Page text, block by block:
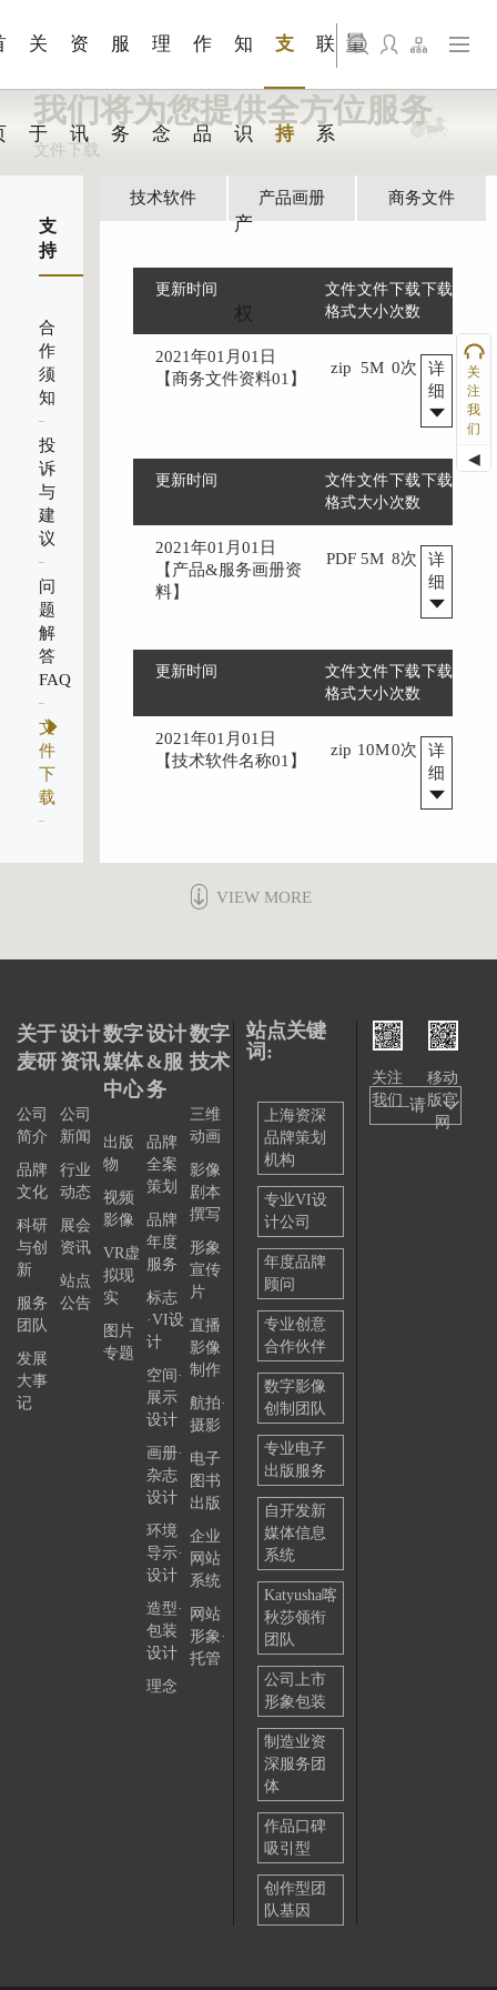
关
于
资
讯
服
务
理
念
作
品
知
识
产
权
支
持
联
系
旗下公司名称四
我们将为您提供全方位服务
文件下载
支
持
合
作
须
知
投
诉
与
建
议
问
题
解
答
FAQ
文
件
下
载
技术软件 产品画册 商务文件
更新时间
文件
格式
文件
大小
下载
次数
下载
2021年01月01日
【商务文件资料01】
zip 5M 0次
详
细
更新时间
文件
格式
文件
大小
下载
次数
下载
2021年01月01日
【产品&服务画册资
料】
PDF 5M 8次
详
细
更新时间
文件
格式
文件
大小
下载
次数
下载
2021年01月01日
【技术软件名称01】
zip 10M0次
详
细
VIEW MORE
关于
麦研
公司
简介
品牌
文化
科研
与创
新
服务
团队
发展
大事
记
设计
资讯
公司
新闻
行业
动态
展会
资讯
站点
公告
数字
媒体
中心
出版
物
视频
影像
VR虚
拟现
实
图片
专题
设计
&服
务
品牌
全案
策划
品牌
年度
服务
标志
·VI设
计
空间·
展示
设计
画册·
杂志
设计
环境
导示·
设计
造型·
包装
设计
理念
数字
技术
三维
动画
影像
剧本
撰写
形象
宣传
片
直播
影像
制作
航拍·
摄影
电子
图书
出版
企业
网站
系统
网站
形象·
托管
站点关键
词:
上海资深
品牌策划
机构
专业VI设
计公司
年度品牌
顾问
专业创意
合作伙伴
数字影像
创制团队
专业电子
出版服务
自开发新
媒体信息
系统
Katyusha喀
秋莎领衔
团队
公司上市
形象包装
制造业资
深服务团
体
作品口碑
吸引型
创作型团
队基因
关注
我们
移动
版官
网
——请
关
注
我
们
◀